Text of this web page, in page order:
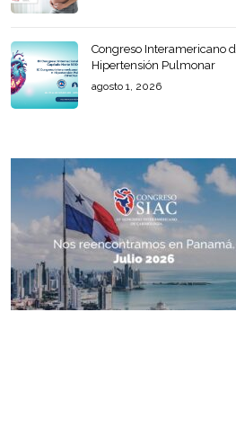
Congreso Interamericano
Hipertensión Pulmonar
agosto 1, 2026